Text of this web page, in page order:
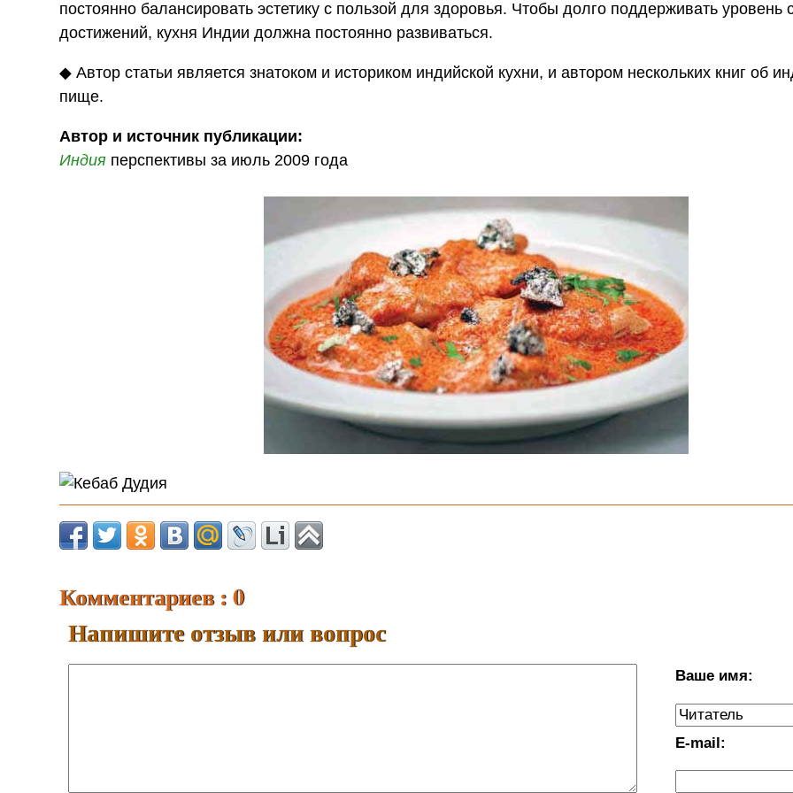
постоянно балансировать эстетику с пользой для здоровья. Чтобы долго поддерживать уровень
достижений, кухня Индии должна постоянно развиваться.
◆ Автор статьи является знатоком и историком индийской кухни, и автором нескольких книг об
пище.
Автор и источник публикации:
Индия перспективы за июль 2009 года
Комментариев : 0
Напишите отзыв или вопрос
Ваше имя:
E-mail: